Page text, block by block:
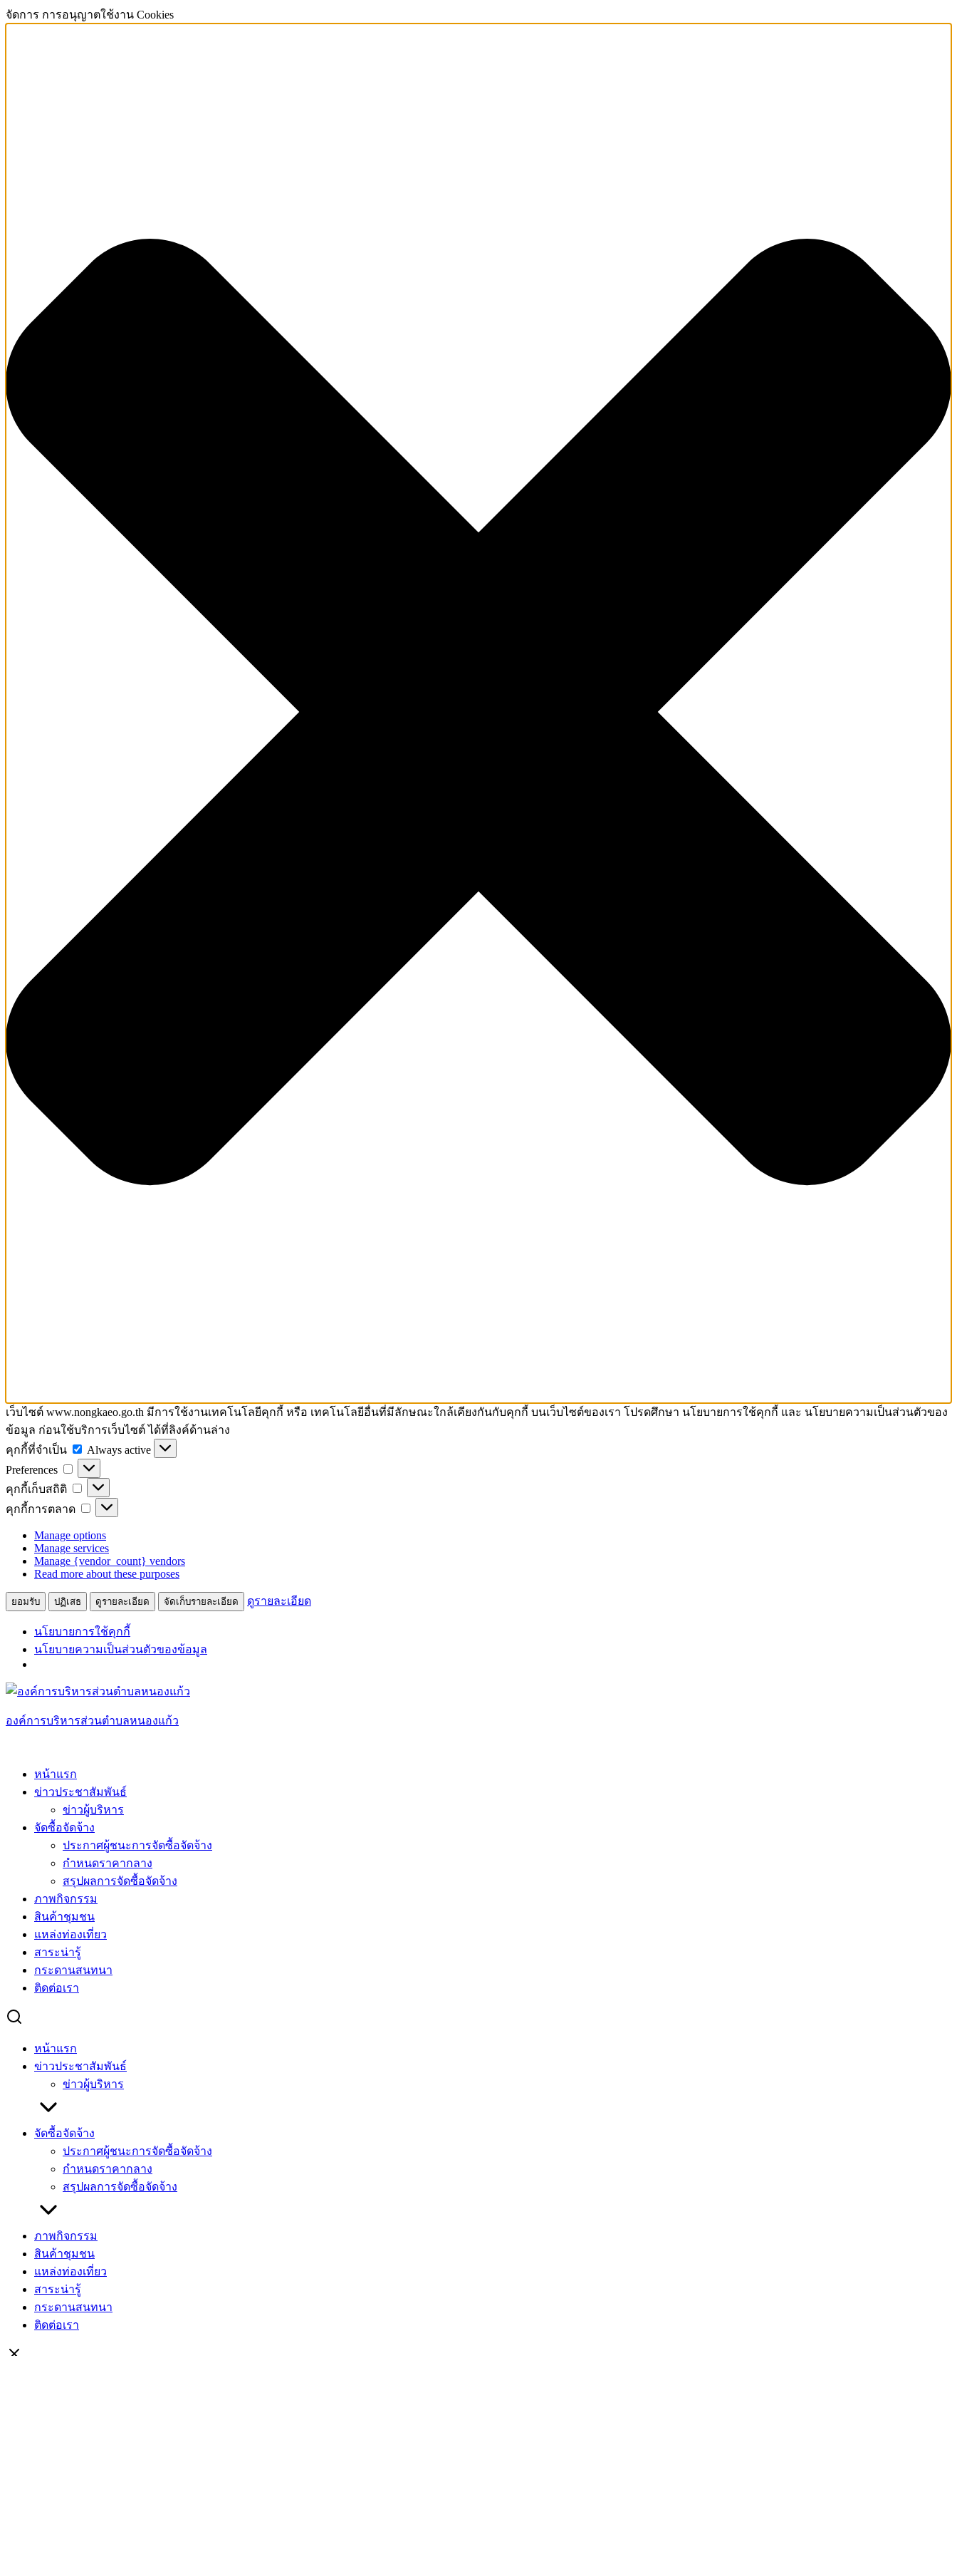
จัดการ การอนุญาตใช้งาน Cookies
เว็บไซต์ www.nongkaeo.go.th มีการใช้งานเทคโนโลยีคุกกี้ หรือ เทคโนโลยีอื่นที่มีลักษณะใกล้เคียงกันกับคุกกี้ บนเว็บไซต์ของเรา โปรดศึกษา นโยบายการใช้คุกกี้ และ นโยบายความเป็นส่วนตัวของ
ข้อมูล ก่อนใช้บริการเว็บไซต์ ได้ที่ลิงค์ด้านล่าง
คุกกี้ที่จำเป็น
คุกกี้
ที่
จำเป็น
Always active
Preferences
Preferences
คุกกี้เก็บสถิติ
คุกกี้
เก็บ
คุกกี้การตลาด
คุกกี้
ตลาด
Manage options
Manage services
Manage {vendor_count} vendors
Read more about these purposes
ยอมรับ ปฏิเสธ ดูรายละเอียด จัดเก็บรายละเอียด ดูรายละเอียด
นโยบายการใช้คุกกี้
นโยบายความเป็นส่วนตัวของข้อมูล
Skip
content
องค์การบริหารส่วนตำบลหนองแก้ว
หน้าแรก
ข่าวประชาสัมพันธ์
ข่าวผู้บริหาร
จัดซื้อจัดจ้าง
ประกาศผู้ชนะการจัดซื้อจัดจ้าง
กำหนดราคากลาง
สรุปผลการจัดซื้อจัดจ้าง
ภาพกิจกรรม
สินค้าชุมชน
แหล่งท่องเที่ยว
สาระน่ารู้
กระดานสนทนา
ติดต่อเรา
หน้าแรก
ข่าวประชาสัมพันธ์
ข่าวผู้บริหาร
จัดซื้อจัดจ้าง
ประกาศผู้ชนะการจัดซื้อจัดจ้าง
กำหนดราคากลาง
สรุปผลการจัดซื้อจัดจ้าง
ภาพกิจกรรม
สินค้าชุมชน
แหล่งท่องเที่ยว
สาระน่ารู้
กระดานสนทนา
ติดต่อเรา